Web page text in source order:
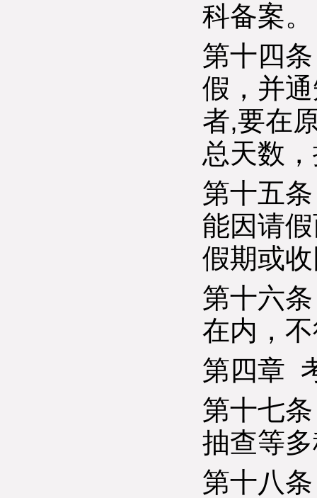
科备案。
第十四
假，并
者,要在
总天数
第十五
能因请
假期或
第十六
在内，
第四章
第十七
抽查等
第十八